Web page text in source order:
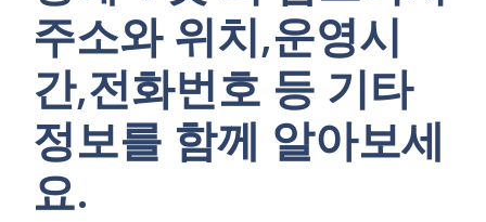
주소와 위치,운영시
간,전화번호 등 기타
정보를 함께 알아보세
요.